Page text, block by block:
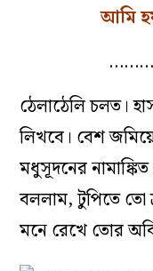
আমি
ঠেলাঠেলি চলত।
লিখবে। বেশ
মধুসূদনের
বললাম, টুপিতে
মনে রেখে তোর